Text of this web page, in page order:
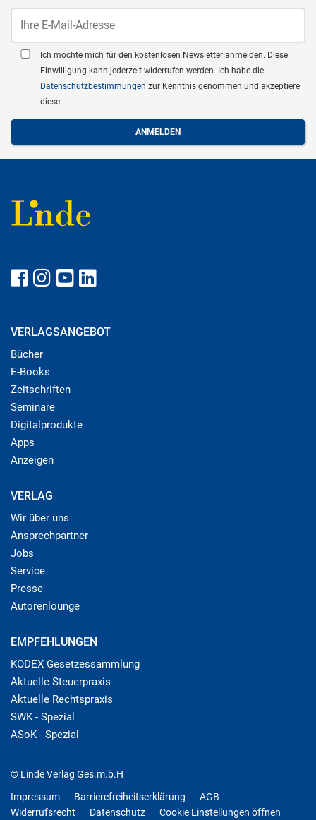
Ich möchte mich für den kostenlosen Newsletter anmelden. Diese
Einwilligung kann jederzeit widerrufen werden. Ich habe die
Datenschutzbestimmungen zur Kenntnis genommen und akzeptiere
diese.
VERLAGSANGEBOT
Bücher
E-Books
Zeitschriften
Seminare
Digitalprodukte
Apps
Anzeigen
VERLAG
Wir über uns
Ansprechpartner
Jobs
Service
Presse
Autorenlounge
EMPFEHLUNGEN
KODEX Gesetzessammlung
Aktuelle Steuerpraxis
Aktuelle Rechtspraxis
SWK - Spezial
ASoK - Spezial
© Linde Verlag Ges.m.b.H
Impressum
Barrierefreiheitserklärung
AGB
Widerrufsrecht
Datenschutz Cookie Einstellungen öffnen